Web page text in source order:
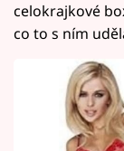
celokrajkové
co to s ním